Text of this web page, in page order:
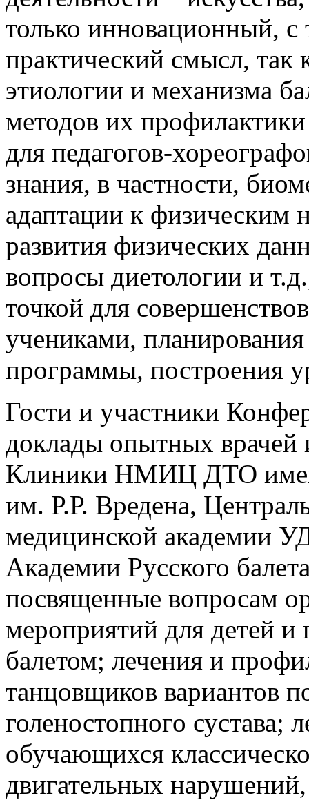
только инновационный, с
практический смысл,
этиологии и механизма
методов их
для педагогов-
знания, в частности,
адаптации к физическим
развития физических
вопросы диетологии и
точкой для
учениками,
программы, построения
Гости и участники
доклады опытных врачей
Клиники НМИЦ ДТО
им. Р.Р. Вредена,
медицинской академии
Академии Русского
посвященные вопросам
мероприятий для детей
балетом; лечения и
танцовщиков вариантов
голеностопного сустава;
обучающихся
двигательных